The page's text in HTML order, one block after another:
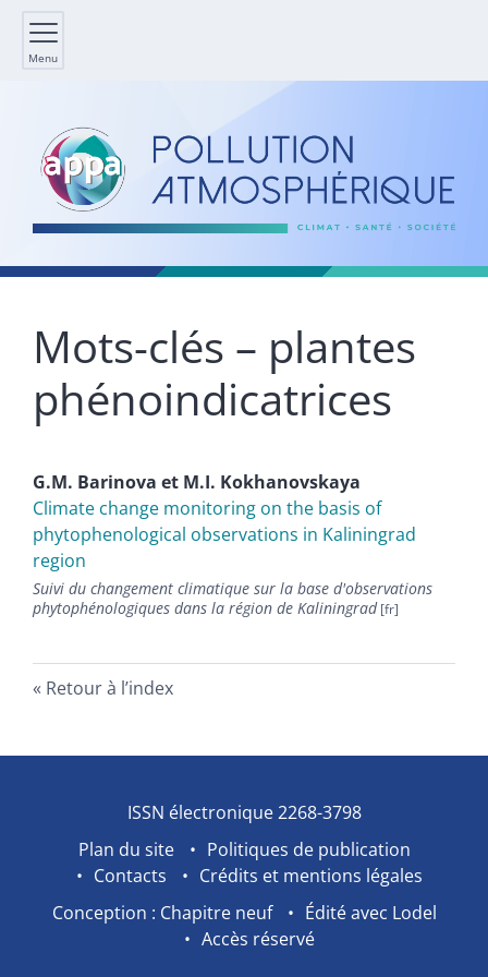
Menu
Mots-clés – plantes
phénoindicatrices
G.M. Barinova et M.I. Kokhanovskaya
Climate change monitoring on the basis of
phytophenological observations in Kaliningrad
region
Suivi du changement climatique sur la base d'observations
phytophénologiques dans la région de Kaliningrad
Retour à l’index
ISSN électronique 2268-3798
Plan du site
Politiques de publication
Contacts
Crédits et mentions légales
Conception : Chapitre neuf
Édité avec Lodel
Accès réservé